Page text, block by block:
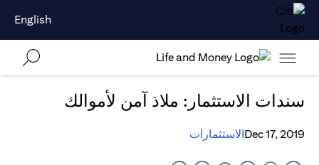
English
سندات الاستثمار: ملاذ آمن لأموالك
Dec 17, 2019الاستثمارات